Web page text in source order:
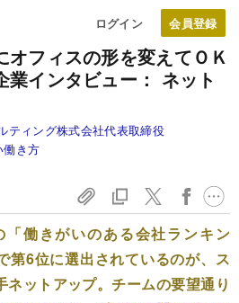
ログイン
オフィスの形を変えてＯＫ
業インタビュー： ネット
ティング株式会社代表取締役
働き方
働きがいのある会社ランキン
第6位に選出されているのが、ス
ネットアップ。チームの要望通り